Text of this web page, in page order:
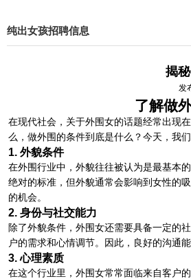
纯出女孩招聘信息
揭
发
了解做
在现代社会，关于外围女的话题经常出现
么，做外围的条件到底是什么？今天，我
1. 外貌条件
在外围行业中，外貌往往被认为是最基本
绝对的标准，但外貌通常会影响到女性的
的机会。
2. 身份与社交能力
除了外貌条件，外围女还需要具备一定的
户的需求和心情调节。因此，良好的沟通
3. 心理素质
在这个行业里，外围女常常面临来自客户